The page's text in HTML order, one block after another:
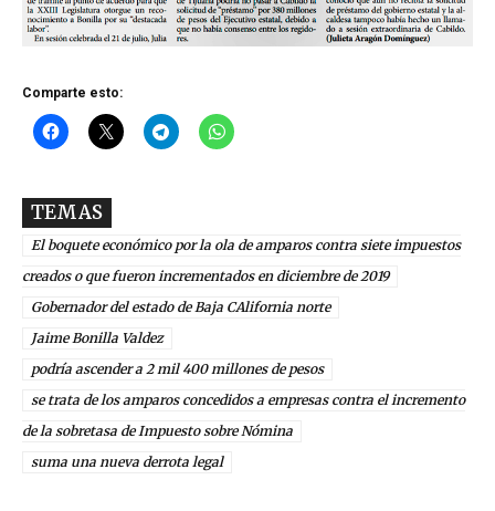
Comparte esto:
TEMAS
El boquete económico por la ola de amparos contra siete impuestos
creados o que fueron incrementados en diciembre de 2019
Gobernador del estado de Baja CAlifornia norte
Jaime Bonilla Valdez
podría ascender a 2 mil 400 millones de pesos
se trata de los amparos concedidos a empresas contra el incremento
de la sobretasa de Impuesto sobre Nómina
suma una nueva derrota legal